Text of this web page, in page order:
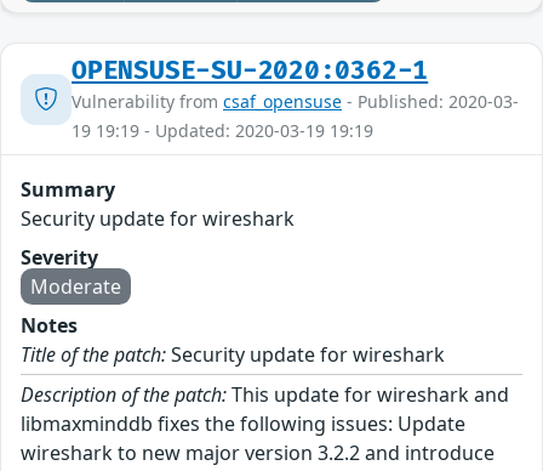
OPENSUSE-SU-2020:0362-1
Vulnerability from csaf_opensuse - Published: 2020-03-
19 19:19 - Updated: 2020-03-19 19:19
Summary
Security update for wireshark
Severity
Moderate
Notes
Title of the patch:Security update for wireshark
Description of the patch:This update for wireshark and
libmaxminddb fixes the following issues: Update
wireshark to new major version 3.2.2 and introduce